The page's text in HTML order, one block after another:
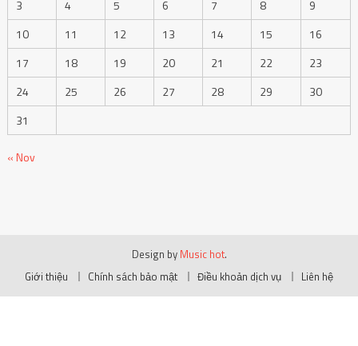
3
4 5 6 7 8
9
10
11 12 13 14 15
16
17
18 19 20 21 22
23
24
25 26 27 28 29
30
31
« Nov
Design by Music hot.
Giới thiệu
Chính sách bảo mật Điều khoản dịch vụ Liên hệ